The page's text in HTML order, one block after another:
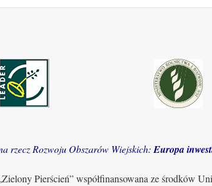
rzecz Rozwoju Obszarów Wiejskich: Europa
Pierścień” współfinansowana ze środków